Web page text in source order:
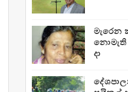
මැරෙන
දා